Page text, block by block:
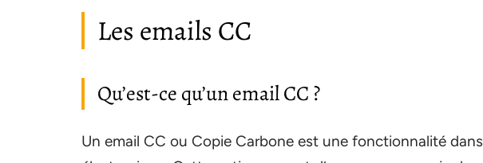
Les emails CC
Qu’est-ce qu’un email CC ?
Un email CC ou Copie Carbone est une fonctionnalité